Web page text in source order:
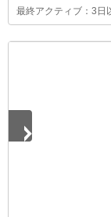
最終アクティブ：3日